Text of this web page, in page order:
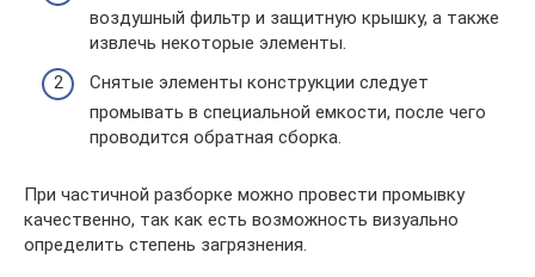
воздушный фильтр и защитную крышку, а также
извлечь некоторые элементы.
Снятые элементы конструкции следует
промывать в специальной емкости, после чего
проводится обратная сборка.
При частичной разборке можно провести промывку
качественно, так как есть возможность визуально
определить степень загрязнения.